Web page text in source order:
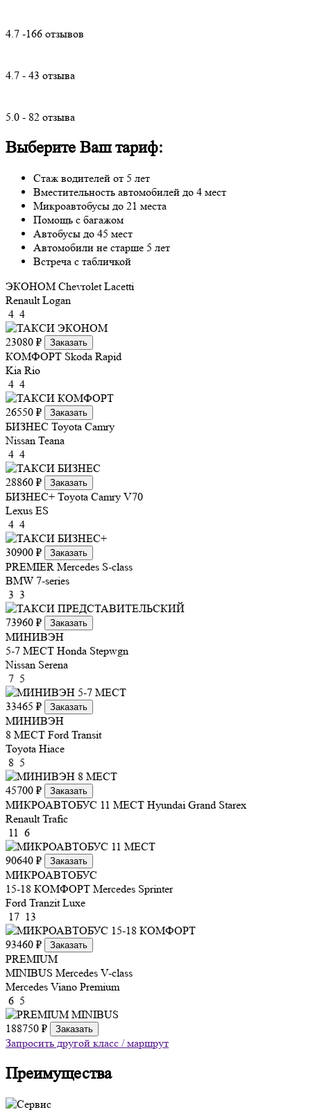
4.7 -166 отзывов
4.7 - 43 отзыва
5.0 - 82 отзыва
Выберите Ваш тариф:
Стаж водителей от 5 лет
Вместительность автомобилей до 4 мест
Микроавтобусы до 21 места
Помощь с багажом
Автобусы до 45 мест
Автомобили не старше 5 лет
Встреча с табличкой
ЭКОНОМ Chevrolet Lacetti
Renault Logan
4 4
23080 ₽ Заказать
КОМФОРТ Skoda Rapid
Kia Rio
4 4
26550 ₽ Заказать
БИЗНЕС Toyota Camry
Nissan Teana
4 4
28860 ₽ Заказать
БИЗНЕС+ Toyota Camry V70
Lexus ES
4 4
30900 ₽ Заказать
PREMIER Mercedes S-class
BMW 7-series
3 3
73960 ₽ Заказать
МИНИВЭН
5-7 МЕСТ Honda Stepwgn
Nissan Serena
7 5
33465 ₽ Заказать
МИНИВЭН
8 МЕСТ Ford Transit
Toyota Hiace
8 5
45700 ₽ Заказать
МИКРОАВТОБУС 11 МЕСТ Hyundai Grand Starex
Renault Trafic
11 6
90640 ₽ Заказать
МИКРОАВТОБУС
15-18 КОМФОРТ Mercedes Sprinter
Ford Tranzit Luxe
17 13
93460 ₽ Заказать
PREMIUM
MINIBUS Mercedes V-class
Mercedes Viano Premium
6 5
188750 ₽ Заказать
Запросить другой класс / маршрут
Преимущества